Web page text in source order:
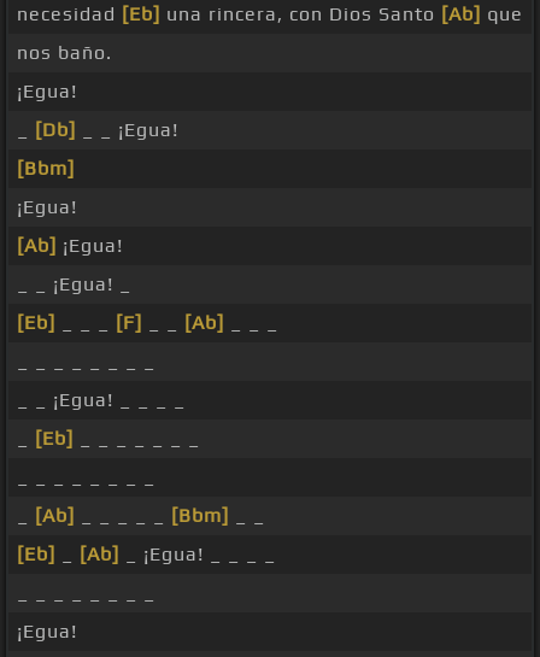
necesidad [Eb] una rincera, con Dios Santo [Ab] que
nos baño.
¡Egua!
[Db]
_ _ ¡Egua!
[Bbm]
¡Egua!
[Ab] ¡Egua!
_ _ ¡Egua! _
[Eb]
[F] [Ab]
_ _ ¡Egua! _ _ _ _
[Eb]
[Ab] [Bbm]
[Eb]
[Ab]
_ ¡Egua! _ _ _ _
¡Egua!